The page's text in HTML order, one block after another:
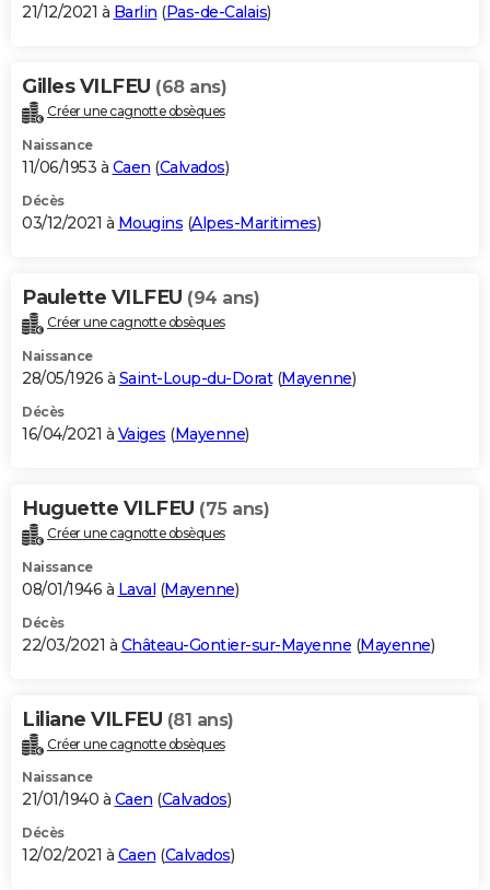
21/12/2021 à Barlin (Pas-de-Calais)
Gilles VILFEU (68 ans)
Créer une cagnotte obsèques
Naissance
11/06/1953 à Caen (Calvados)
Décès
03/12/2021 à Mougins (Alpes-Maritimes)
Paulette VILFEU (94 ans)
Créer une cagnotte obsèques
Naissance
28/05/1926 à Saint-Loup-du-Dorat(Mayenne)
Décès
16/04/2021 à Vaiges (Mayenne)
Huguette VILFEU (75 ans)
Créer une cagnotte obsèques
Naissance
08/01/1946 à Laval (Mayenne)
Décès
22/03/2021 à Château-Gontier-sur-Mayenne (Mayenne)
Liliane VILFEU (81 ans)
Créer une cagnotte obsèques
Naissance
21/01/1940 à Caen (Calvados)
Décès
12/02/2021 à Caen (Calvados)